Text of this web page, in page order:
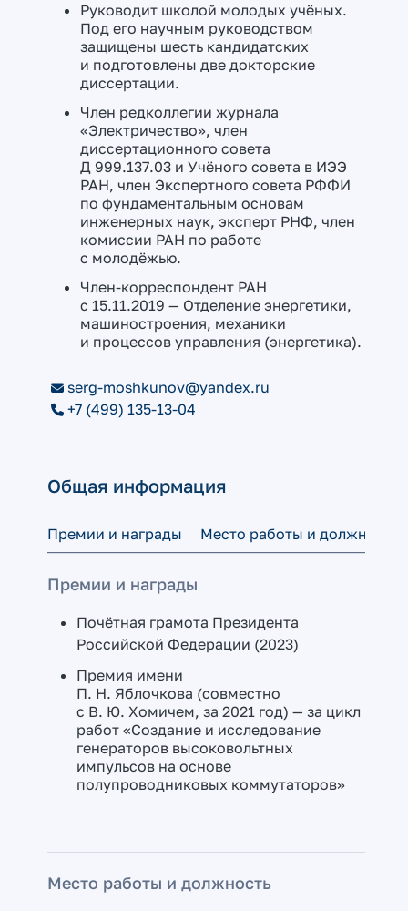
Руководит школой молодых учёных.
Под его научным руководством
защищены шесть кандидатских
и подготовлены две докторские
диссертации.
Член редколлегии журнала
«Электричество», член
диссертационного совета
Д 999.137.03 и Учёного совета в ИЭЭ
РАН, член Экспертного совета РФФИ
по фундаментальным основам
инженерных наук, эксперт РНФ, член
комиссии РАН по работе
с молодёжью.
Член-корреспондент РАН
c 15.11.2019 — Отделение энергетики,
машиностроения, механики
и процессов управления (энергетика).
serg-moshkunov@yandex.ru
+7 (499) 135-13-04
Общая информация
Премии и награды Место работы и должность
Премии и награды
Почётная грамота Президента
Российской Федерации (2023)
Премия имени
П. Н. Яблочкова (совместно
с В. Ю. Хомичем, за 2021 год) — за цикл
работ «Создание и исследование
генераторов высоковольтных
импульсов на основе
полупроводниковых коммутаторов»
Место работы и должность